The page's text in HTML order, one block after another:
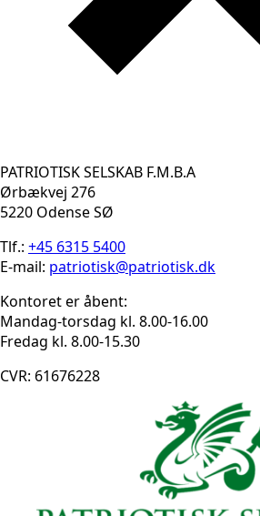
PATRIOTISK SELSKAB F.M.B.A
Ørbækvej 276
5220 Odense SØ
Tlf.: +45 6315 5400
E-mail: patriotisk@patriotisk.dk
Kontoret er åbent:
Mandag-torsdag kl. 8.00-16.00
Fredag kl. 8.00-15.30
CVR: 61676228